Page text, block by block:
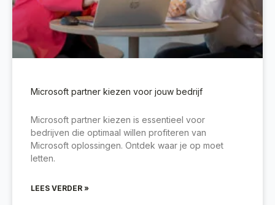
Microsoft partner kiezen voor jouw bedrijf
Microsoft partner kiezen is essentieel voor
bedrijven die optimaal willen profiteren van
Microsoft oplossingen. Ontdek waar je op moet
letten.
LEES VERDER »